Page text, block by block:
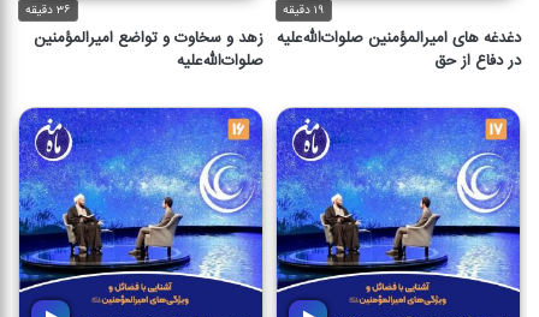
۱۹ دقیقه
دغدغه های امیرالمؤمنین صلوات‌الله‌علیه
در دفاع از حق
۳۶ دقیقه
زهد و سخاوت و تواضع امیرالمؤمنین
صلوات‌الله‌علیه